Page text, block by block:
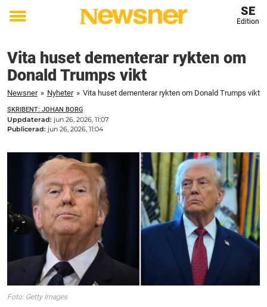
Toggle
SE
Edition
Vita huset dementerar rykten om
Donald Trumps vikt
Newsner » Nyheter » Vita huset dementerar rykten om Donald Trumps vikt
SKRIBENT: JOHAN BORG
Uppdaterad: jun 26, 2026, 11:07
Publicerad: jun 26, 2026, 11:04
Foto: Getty Images